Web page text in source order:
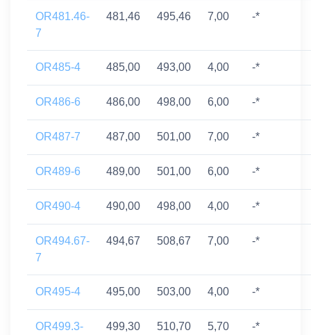
OR481.46-
7
481,46 495,46 7,00 -*
OR485-4 485,00 493,00 4,00 -*
OR486-6 486,00 498,00 6,00 -*
OR487-7 487,00 501,00 7,00 -*
OR489-6 489,00 501,00 6,00 -*
OR490-4 490,00 498,00 4,00 -*
OR494.67-
7
494,67 508,67 7,00 -*
OR495-4 495,00 503,00 4,00 -*
OR499.3-
499,30 510,70 5,70 -*